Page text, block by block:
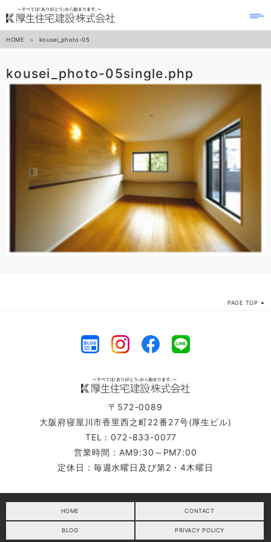
HOME kousei_photo-05
kousei_photo-05single.php
PAGE TOP
〒572-0089
大阪府寝屋川市香里西之町22番27号(厚生ビル)
TEL：072-833-0077
営業時間：AM9:30～PM7:00
定休日：毎週水曜日及び第2・4木曜日
HOME CONTACT
BLOG PRIVACY POLICY